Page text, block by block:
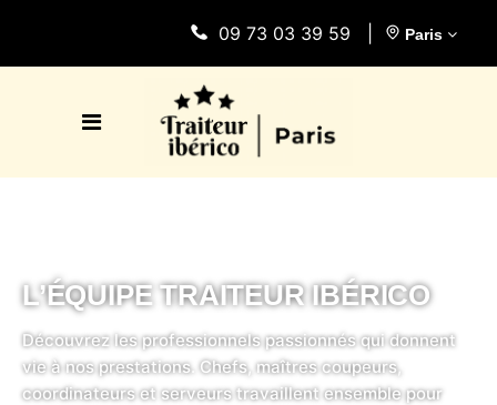
09 73 03 39 59 Paris
L’ÉQUIPE TRAITEUR IBÉRICO
Découvrez les professionnels passionnés qui donnent
vie à nos prestations. Chefs, maîtres coupeurs,
coordinateurs et serveurs travaillent ensemble pour